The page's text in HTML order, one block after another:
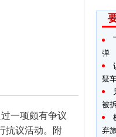
一项颇有争议
抗议活动。附
弹
疑
被
弃